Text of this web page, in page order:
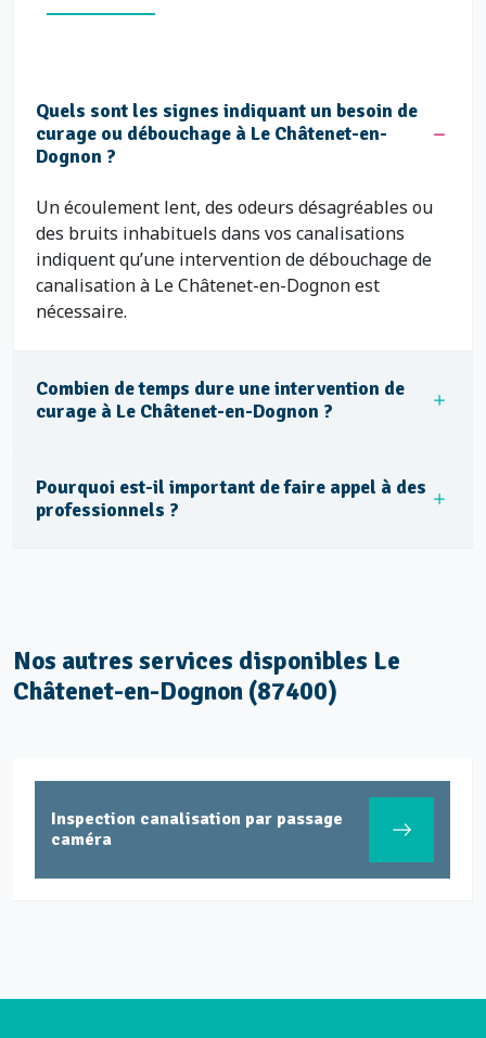
Quels sont les signes indiquant un besoin de
curage ou débouchage à Le Châtenet-en-
Dognon ?
Un écoulement lent, des odeurs désagréables ou
des bruits inhabituels dans vos canalisations
indiquent qu’une intervention de débouchage de
canalisation à Le Châtenet-en-Dognon est
nécessaire.
Combien de temps dure une intervention de
curage à Le Châtenet-en-Dognon ?
Pourquoi est-il important de faire appel à des
professionnels ?
Nos autres services disponibles Le
Châtenet-en-Dognon (87400)
Inspection canalisation par passage
caméra